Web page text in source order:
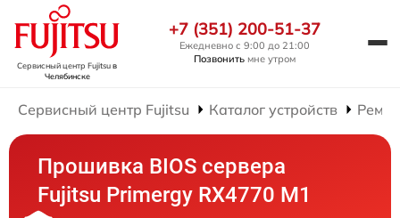
Сервисный центр Fujitsuв
Челябинске
+7 (351) 200-51-37
Ежедневно с 9:00 до 21:00
Позвонить мне утром
Сервисный центр Fujitsu Каталог устройств
Прошивка BIOS сервера
Fujitsu Primergy RX4770 M1